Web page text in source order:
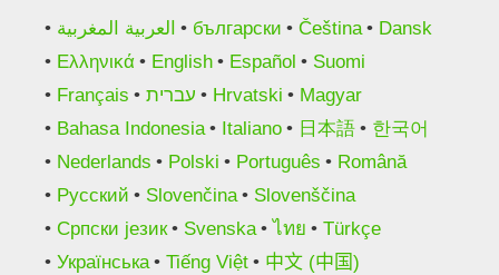
العربية المغربية български Čeština
Dansk
Ελληνικά
English Español
Suomi
Français
עברית Hrvatski
Magyar
Bahasa Indonesia
Italiano 日本語
한국어
Nederlands
Polski Português
Română
Русский
Slovenčina
Slovenščina
Српски језик
Svenska ไทย
Türkçe
Українська
Tiếng Việt 中文 (中国)